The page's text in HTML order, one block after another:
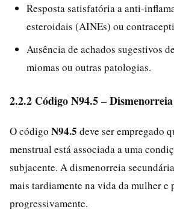
Resposta satisfatória a anti-
esteroidais (AINEs) ou
Ausência de achados sugestivos
miomas ou outras patologias.
2.2.2 Código N94.5 –
O código N94.5 deve ser empregado
menstrual está associada a uma
subjacente. A dismenorreia
mais tardiamente na vida da mulher e
progressivamente.